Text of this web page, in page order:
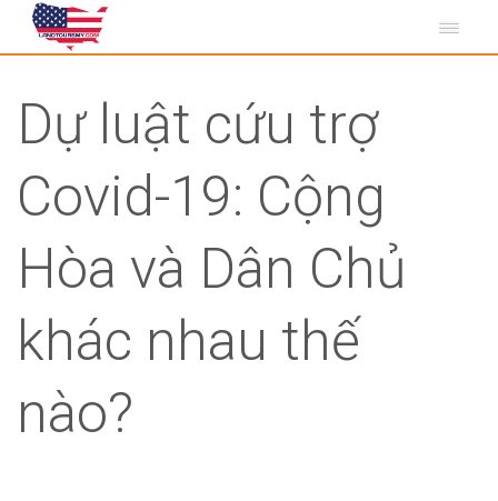
Dự luật cứu trợ
Covid-19: Cộng
Hòa và Dân Chủ
khác nhau thế
nào?